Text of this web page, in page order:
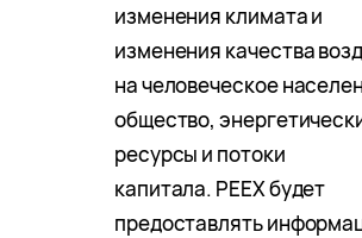
изменения климата и
изменения качества
на человеческое
общество,
ресурсы и потоки
капитала. PEEX будет
предоставлять